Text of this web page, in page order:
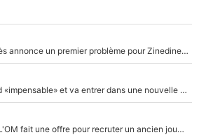
Michael Olise : Pierre Ménès annonce un premier problème pour Zinedine Zidane en équipe de France
F1 - Alpine signe un accord «impensable» et va entrer dans une nouvelle dimension : Grande nouvelle pour Pierre Gasly !
«C’est un très bon choix» : L'OM fait une offre pour recruter un ancien joueur du PSG... et c'est validé dans l'After Foot !